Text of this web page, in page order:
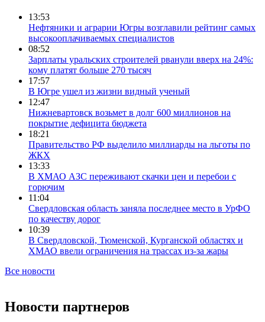
13:53
Нефтяники и аграрии Югры возглавили рейтинг самых
высокооплачиваемых специалистов
08:52
Зарплаты уральских строителей рванули вверх на 24%:
кому платят больше 270 тысяч
17:57
В Югре ушел из жизни видный ученый
12:47
Нижневартовск возьмет в долг 600 миллионов на
покрытие дефицита бюджета
18:21
Правительство РФ выделило миллиарды на льготы по
ЖКХ
13:33
В ХМАО АЗС переживают скачки цен и перебои с
горючим
11:04
Свердловская область заняла последнее место в УрФО
по качеству дорог
10:39
В Свердловской, Тюменской, Курганской областях и
ХМАО ввели ограничения на трассах из-за жары
Все новости
Новости партнеров